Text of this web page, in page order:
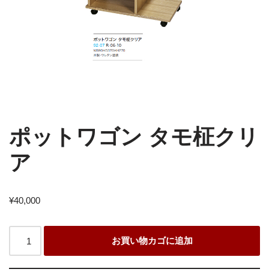
ポットワゴン タモ柾クリ
ア
¥40,000
お買い物カゴに追加